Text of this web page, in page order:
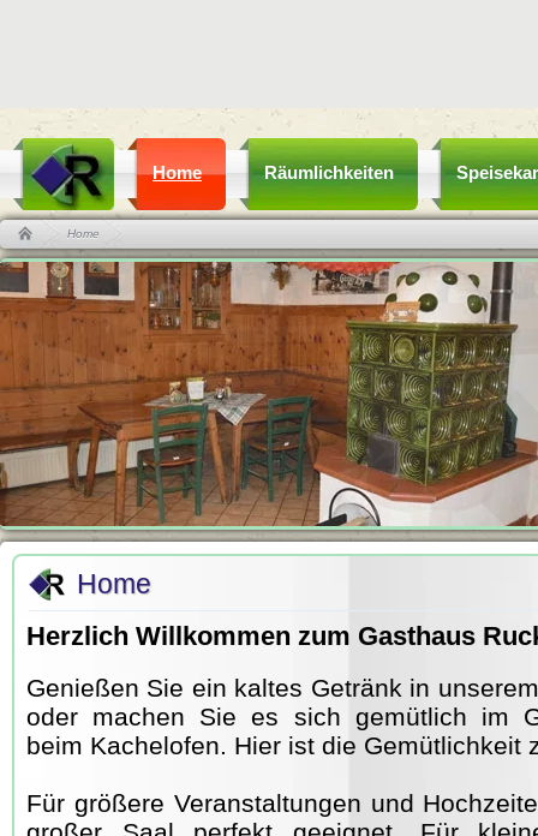
Home Räumlichkeiten
Home
Home
Herzlich Willkommen zum Gasthaus
Genießen Sie ein kaltes Getränk in
oder machen Sie es sich gemütlich im
beim Kachelofen. Hier ist die Gemütlichkeit
Für größere Veranstaltungen und